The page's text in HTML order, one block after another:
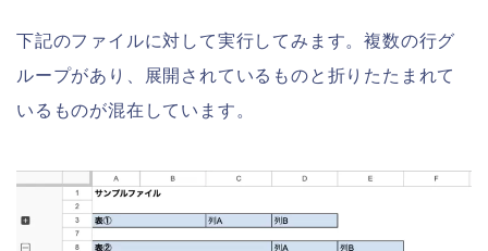
下記のファイルに対して実行してみます。複数の行グ
ループがあり、展開されているものと折りたたまれて
いるものが混在しています。